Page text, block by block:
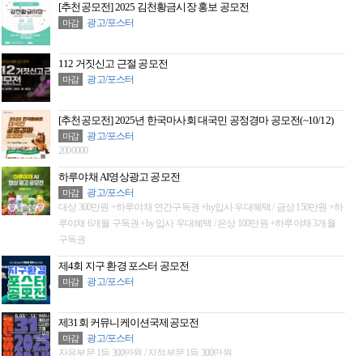
[추천공모전] 2025 김천황금시장 홍보 공모전
마감 광고/포스터
112 거짓신고 근절 공모전
마감 광고/포스터
[추천공모전] 2025년 한국마사회 대국민 공정경마 공모전(~10/12)
마감
광고/포스터
2000000
하루야채 AI영상광고 공모전
마감
광고/포스터
대상 300만원 +하루야채 연간구독권 +hy입사 우대혜택 / 금상 150만원 +하
루야채 6개월 구독권 +hy 입사 우대혜택 / 은상 100만원 +하루야채 3개월
구독권
제4회 지구 환경 포스터 공모전
마감 광고/포스터
제31회 커뮤니케이션국제공모전
마감
광고/포스터
자유부문 1등 300만원 / 지정부문 1등 300만원